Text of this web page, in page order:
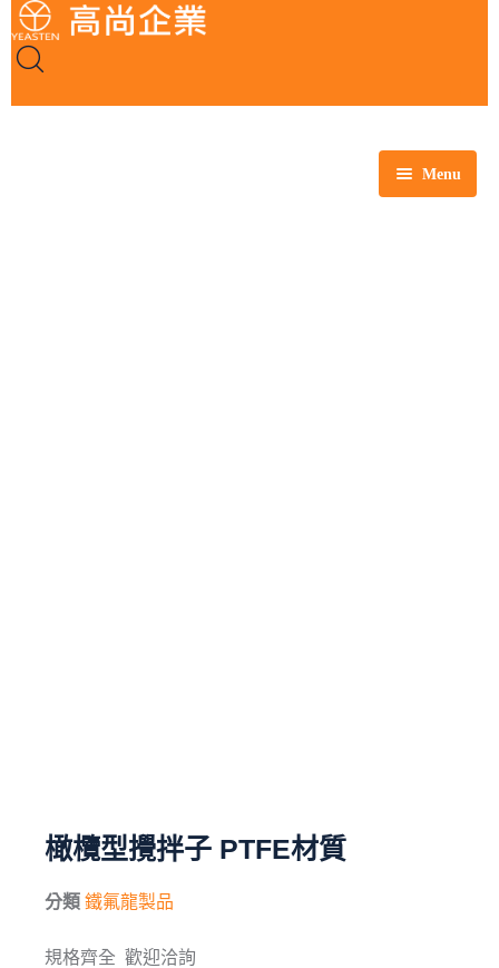
Menu
橄欖型攪拌子 PTFE材質
分類 鐵氟龍製品
規格齊全 歡迎洽詢